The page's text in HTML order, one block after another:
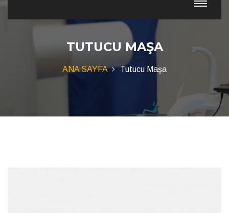
TUTUCU MAŞA
ANA SAYFA Tutucu Maşa